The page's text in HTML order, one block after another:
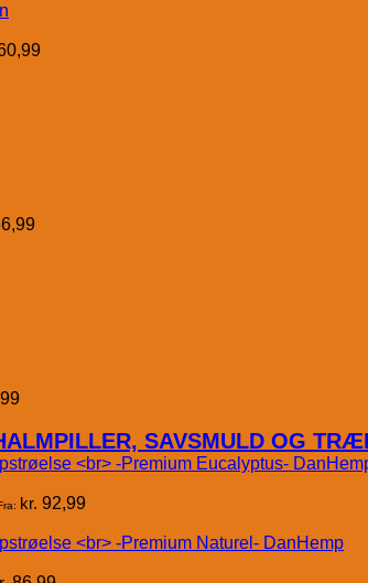
SAVSMULD OG
kr. 92,99
DanHemp